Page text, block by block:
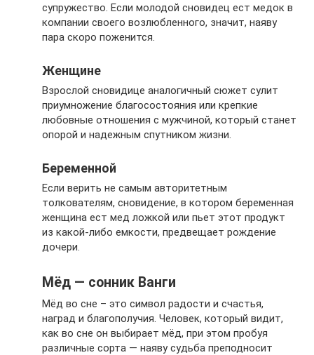
супружество. Если молодой сновидец ест медок в
компании своего возлюбленного, значит, наяву
пара скоро поженится.
Женщине
Взрослой сновидице аналогичный сюжет сулит
приумножение благосостояния или крепкие
любовные отношения с мужчиной, который станет
опорой и надежным спутником жизни.
Беременной
Если верить не самым авторитетным
толкователям, сновидение, в котором беременная
женщина ест мед ложкой или пьет этот продукт
из какой-либо емкости, предвещает рождение
дочери.
Мёд — сонник Ванги
Мёд во сне – это символ радости и счастья,
наград и благополучия. Человек, который видит,
как во сне он выбирает мёд, при этом пробуя
различные сорта — наяву судьба преподносит